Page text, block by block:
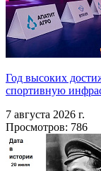
Год высоких
спортивную
7 августа 2026 г.
Просмотров: 786